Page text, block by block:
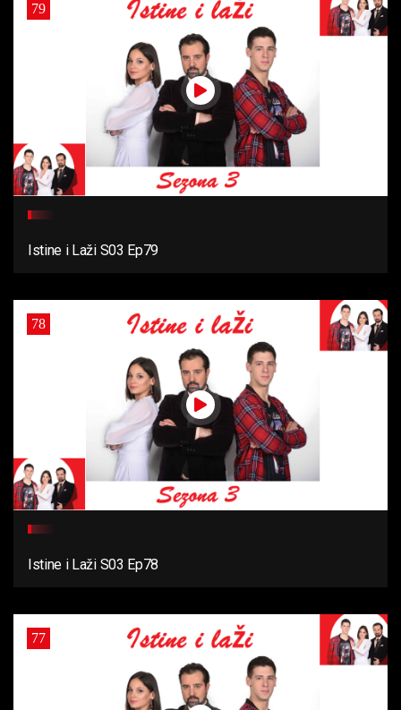
79
Istine i Laži S03 Ep79
78
Istine i Laži S03 Ep78
77